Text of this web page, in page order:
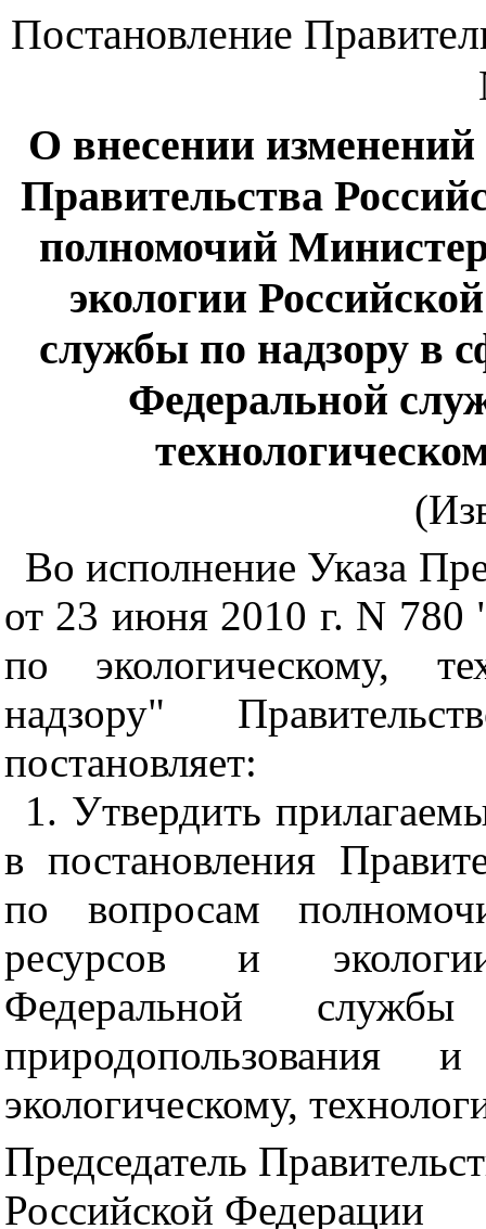
Постановление
О внесении
Правительства
полномочий
экологии
службы по надзору в
Федеральной
Во исполнение Указа
от 23 июня 2010 г. N
по экологическому,
надзору"
постановляет:
1. Утвердить
в постановления
по вопросам
ресурсов и
Федеральной
экологическому,
Председатель
Российской Федерации